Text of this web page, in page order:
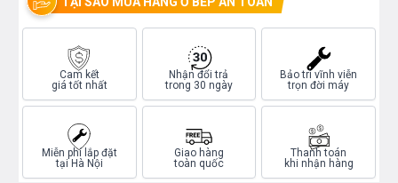
Cam kết
giá tốt nhất
Nhận đổi trả
trong 30 ngày
Bảo trì vĩnh viễn
trọn đời máy
Miễn phí lắp đặt
tại Hà Nội
Giao hàng
toàn quốc
Thanh toán
khi nhận hàng